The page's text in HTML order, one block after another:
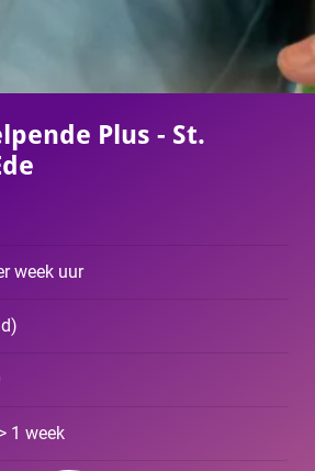
Plus - St.
week uur
)
1 week